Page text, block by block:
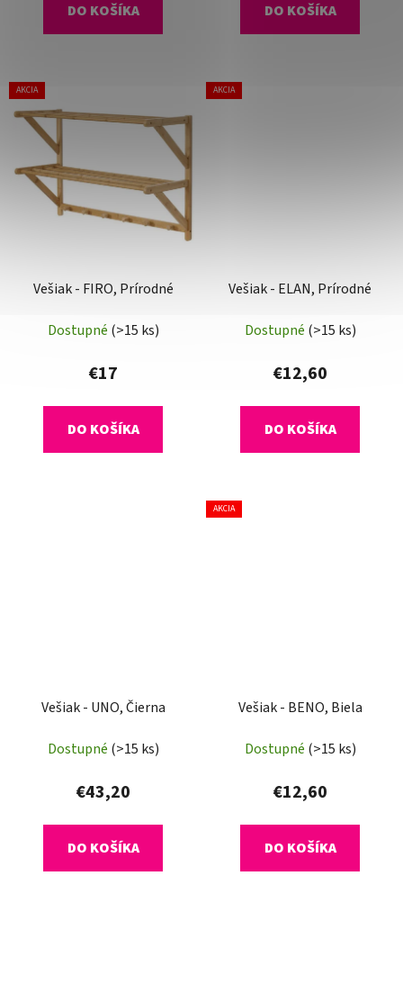
DO KOŠÍKA DO KOŠÍKA
AKCIA
Vešiak - FIRO, Prírodné
Dostupné (>15 ks)
€17
DO KOŠÍKA
AKCIA
Vešiak - ELAN, Prírodné
Dostupné (>15 ks)
€12,60
DO KOŠÍKA
Vešiak - UNO, Čierna
Dostupné (>15 ks)
€43,20
DO KOŠÍKA
AKCIA
Vešiak - BENO, Biela
Dostupné (>15 ks)
€12,60
DO KOŠÍKA